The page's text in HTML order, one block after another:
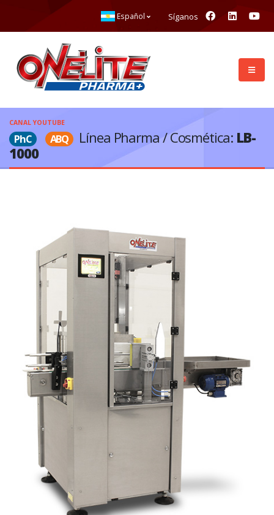
Español Síganos
PhC ABQ Línea Pharma / Cosmética: LB-
1000
CANAL YOUTUBE